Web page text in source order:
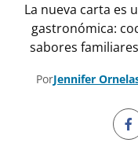
La nueva carta es
gastronómica:
sabores
PorJennifer